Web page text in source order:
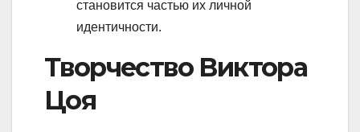
становится частью их личной
идентичности.
Творчество Виктора
Цоя